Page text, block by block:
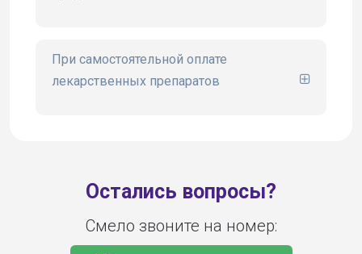
При самостоятельной оплате
лекарственных препаратов
Остались вопросы?
Смело звоните на номер: